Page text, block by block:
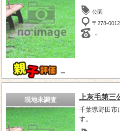
－
公園
〒278-
－
現地未調査 上灰毛第三
千葉県野田市
す。